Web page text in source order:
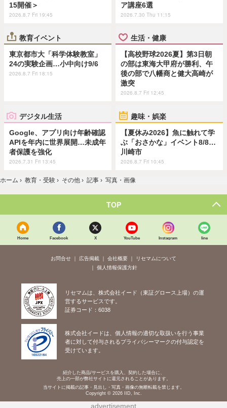
15開催＞
2026.8.7 Fri 19:45
ア講座6選
2026.7.30 Thu 11:15
教育イベント
東京都市大「科学体験教室」
24の実験企画…小中向け9/6
2026.8.7 Fri 18:15
生活・健康
【高校野球2026夏】第3日朝
の部は東海大甲府が勝利、午
後の部で八幡商と健大高崎が
激突
2026.8.7 Fri 12:45
デジタル生活
Google、アプリ向け年齢確認
APIを年内に世界展開…未成年
者保護を強化
2026.7.31 Fri 13:45
趣味・娯楽
【夏休み2026】魚に触れて学
ぶ「おさかな」イベント8/8…
川崎市
2026.8.7 Fri 10:45
ホーム › 教育・受験 › その他 › 記事 › 写真・画像
TOP
Home Facebook X YouTube Instagram line
お問合せ 広告掲載 会社概要
リセマムについて
個人情報保護方針
リセマムは、株式会社イード（東証グロース上場）の運
営するサービスです。
証券コード：6038
株式会社イードは、個人情報の適切な取扱いを行う事業
者に対して付与されるプライバシーマークの付与認定を
受けています。
紹介した商品/サービスを購入、契約した場合に、
売上の一部が弊社サイトに還元されることがあります。
当サイトに掲載の記事・見出し・写真・画像の無断転載を禁じます。
Copyright © 2026 IID, Inc.
advertisement